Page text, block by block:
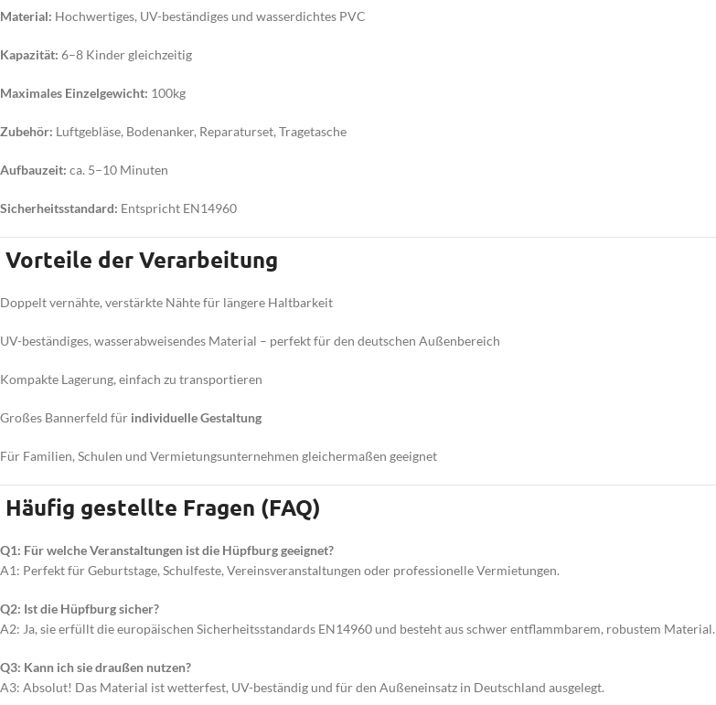
Material: Hochwertiges, UV-beständiges und wasserdichtes PVC
Kapazität: 6–8 Kinder gleichzeitig
Maximales Einzelgewicht: 100kg
Zubehör: Luftgebläse, Bodenanker, Reparaturset, Tragetasche
Aufbauzeit: ca. 5–10 Minuten
Sicherheitsstandard: Entspricht EN14960
Vorteile der Verarbeitung
Doppelt vernähte, verstärkte Nähte für längere Haltbarkeit
UV-beständiges, wasserabweisendes Material – perfekt für den deutschen Außenbereich
Kompakte Lagerung, einfach zu transportieren
Großes Bannerfeld für individuelle Gestaltung
Für Familien, Schulen und Vermietungsunternehmen gleichermaßen geeignet
Häufig gestellte Fragen (FAQ)
Q1: Für welche Veranstaltungen ist die Hüpfburg geeignet?
A1: Perfekt für Geburtstage, Schulfeste, Vereinsveranstaltungen oder professionelle Vermietungen.
Q2: Ist die Hüpfburg sicher?
A2: Ja, sie erfüllt die europäischen Sicherheitsstandards EN14960 und besteht aus schwer entflammbarem, robustem Material.
Q3: Kann ich sie draußen nutzen?
A3: Absolut! Das Material ist wetterfest, UV-beständig und für den Außeneinsatz in Deutschland ausgelegt.